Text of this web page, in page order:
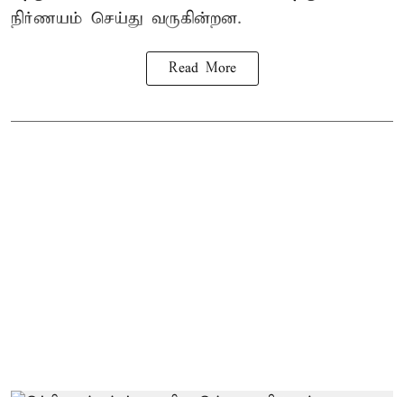
நிர்ணயம் செய்து வருகின்றன.
Read More